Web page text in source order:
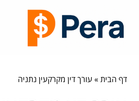
דף הבית» עורך דין מקרקעין נתניה